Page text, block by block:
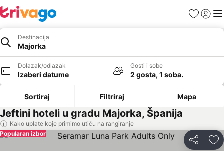
FavoritiPrijavi
Destinacija
Majorka
Dolazak/odlazak
Izaberi datume
Gosti i sobe
2 gosta, 1 soba.
Sortiraj Filtriraj Mapa
Jeftini hoteli u gradu Majorka, Španija
Kako uplate koje primimo utiču na rangiranje
Deli
Popularan izbor